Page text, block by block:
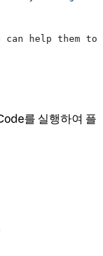
can help them
를 실행하여 플